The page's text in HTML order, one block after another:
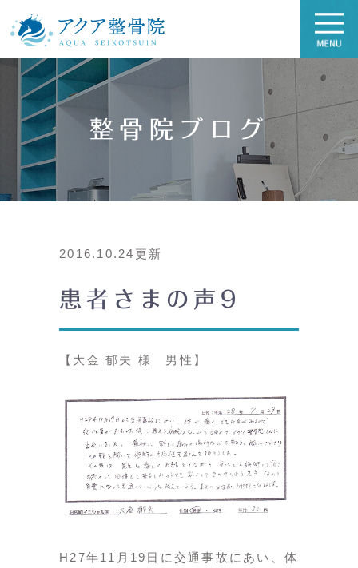
整骨院ブログ
2016.10.24更新
患者さまの声9
【大金 郁夫 様 男性】
H27年11月19日に交通事故にあい、体